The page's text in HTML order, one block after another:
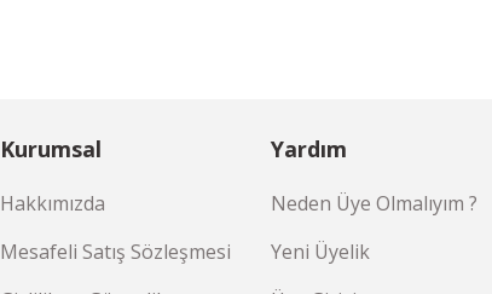
Kurumsal
Hakkımızda
Mesafeli Satış Sözleşmesi
Yardım
Neden Üye Olmalıyım ?
Yeni Üyelik